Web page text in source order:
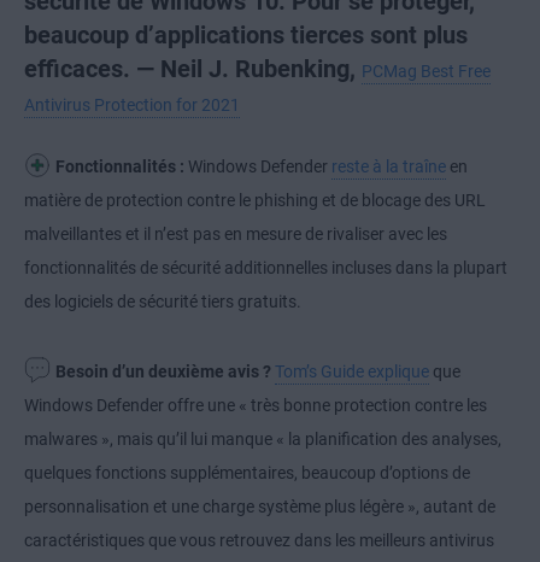
beaucoup d’applications tierces sont plus
efficaces. — Neil J. Rubenking, PCMag Best Free
Antivirus Protection for 2021
Fonctionnalités : Windows Defender reste à la traîne en
matière de protection contre le phishing et de blocage des URL
malveillantes et il n’est pas en mesure de rivaliser avec les
fonctionnalités de sécurité additionnelles incluses dans la plupart
des logiciels de sécurité tiers gratuits.
Besoin d’un deuxième avis ? Tom’s Guide explique que
Windows Defender offre une « très bonne protection contre les
malwares », mais qu’il lui manque « la planification des analyses,
quelques fonctions supplémentaires, beaucoup d’options de
personnalisation et une charge système plus légère », autant de
caractéristiques que vous retrouvez dans les meilleurs antivirus